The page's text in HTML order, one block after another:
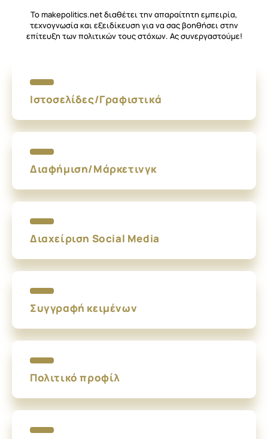
Το makepolitics.net διαθέτει την απαραίτητη εμπειρία,
τεχνογνωσία και εξειδίκευση για να σας βοηθήσει στην
επίτευξη των πολιτικών τους στόχων. Ας συνεργαστούμε!
Ιστοσελίδες/Γραφιστικά
Διαφήμιση/Μάρκετινγκ
Διαχείριση Social Media
Συγγραφή κειμένων
Πολιτικό προφίλ